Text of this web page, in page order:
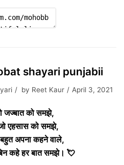
shayari punjabii
by Reet Kaur April 3, 2021
जज्बात को समझे,
एहसास को समझे,
अपना कहने वाले,
कहे हर बात समझे। 💘